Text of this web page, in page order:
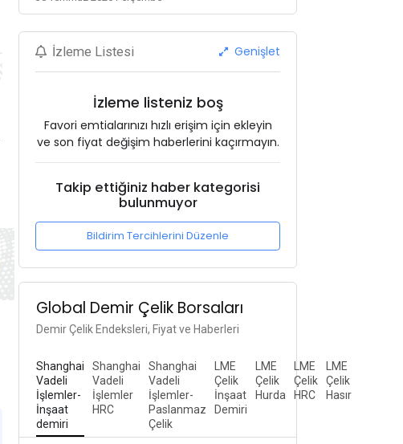
İzleme Listesi Genişlet
İzleme listeniz boş
Favori emtialarınızı hızlı erişim için ekleyin
ve son fiyat değişim haberlerini kaçırmayın.
Takip ettiğiniz haber kategorisi
bulunmuyor
Bildirim Tercihlerini Düzenle
Global Demir Çelik Borsaları
Demir Çelik Endeksleri, Fiyat ve Haberleri
Shanghai
Vadeli
İşlemler-
İnşaat
demiri
Shanghai
Vadeli
İşlemler
HRC
Shanghai
Vadeli
İşlemler-
Paslanmaz
Çelik
LME
Çelik
İnşaat
Demiri
LME
Çelik
Hurda
LME
Çelik
HRC
LME
Çelik
Hasır